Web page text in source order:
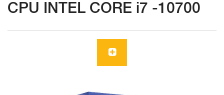
CPU INTEL CORE i7 -10700